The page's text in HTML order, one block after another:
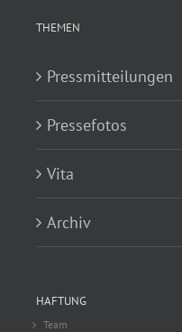
THEMEN
Pressmitteilungen
Pressefotos
Vita
Archiv
HAFTUNG
Team